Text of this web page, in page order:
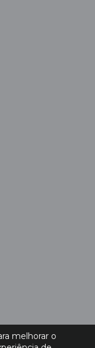
melhorar o